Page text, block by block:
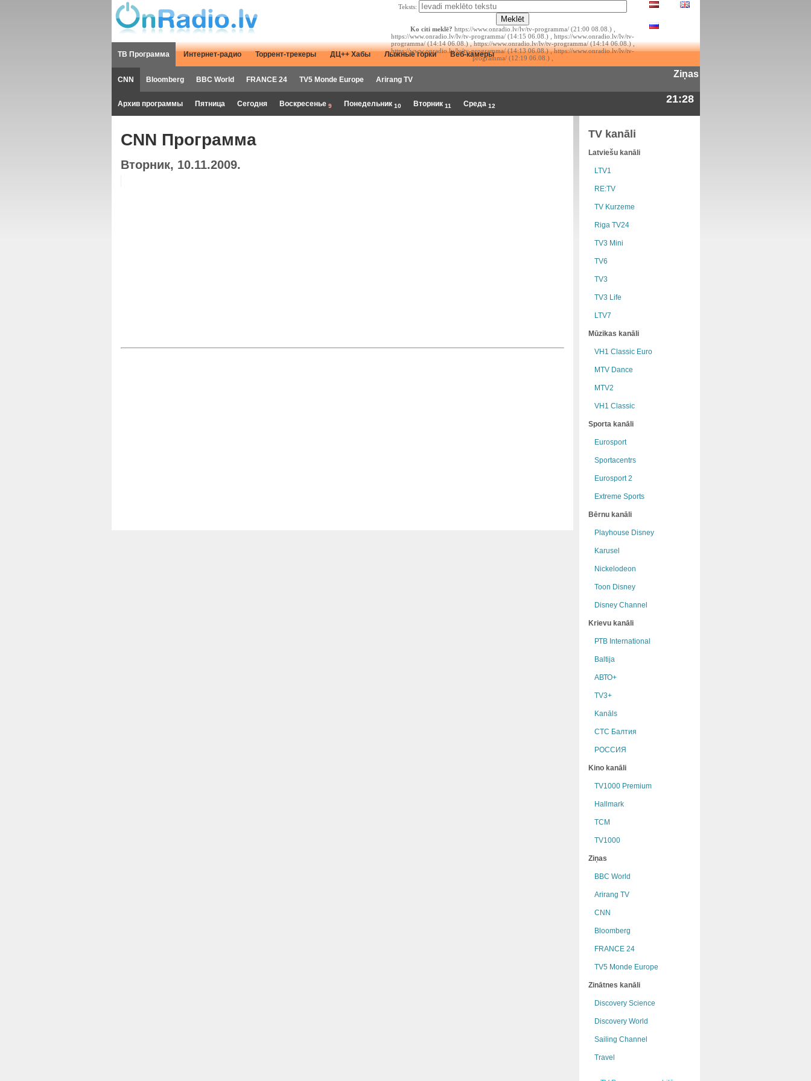
Teksts:
Ko citi meklē? https://www.onradio.lv/lv/tv-programma/ (21:00 08.08.) ,
https://www.onradio.lv/lv/tv-programma/ (14:15 06.08.) , https://www.onradio.lv/lv/tv-
programma/ (14:14 06.08.) , https://www.onradio.lv/lv/tv-programma/ (14:14 06.08.) ,
https://www.onradio.lv/lv/tv-programma/ (14:13 06.08.) , https://www.onradio.lv/lv/tv-
programma/ (12:19 06.08.) ,
ТВ Программа Интернет-радио Торрент-трекеры ДЦ++ Хабы Лыжные горки Веб-камеры
CNN Bloomberg BBC World FRANCE 24 TV5 Monde Europe Arirang TV
Ziņas
Архив программы Пятница Сегодня Воскресенье 9 Понедельник 10 Вторник 11 Среда 12
21:28
CNN Программа
Вторник, 10.11.2009.
TV kanāli
Latviešu kanāli
LTV1
RE:TV
TV Kurzeme
Riga TV24
TV3 Mini
TV6
TV3
TV3 Life
LTV7
Mūzikas kanāli
VH1 Classic Euro
MTV Dance
MTV2
VH1 Classic
Sporta kanāli
Eurosport
Sportacentrs
Eurosport 2
Extreme Sports
Bērnu kanāli
Playhouse Disney
Karusel
Nickelodeon
Toon Disney
Disney Channel
Krievu kanāli
РТB International
Baltija
АВТО+
TV3+
Kanāls
СТС Балтия
РОССИЯ
Kino kanāli
TV1000 Premium
Hallmark
TCM
TV1000
Ziņas
BBC World
Arirang TV
CNN
Bloomberg
FRANCE 24
TV5 Monde Europe
Zinātnes kanāli
Discovery Science
Discovery World
Sailing Channel
Travel